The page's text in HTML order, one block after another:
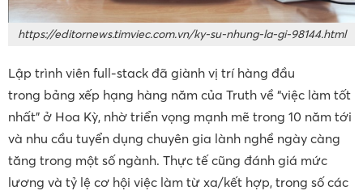
https://editornews.timviec.com.vn/ky-su-nhung-la-gi-98144.html
Lập trình viên full-stack đã giành vị trí hàng đầu
trong bảng xếp hạng hàng năm của Truth về “việc làm tốt
nhất” ở Hoa Kỳ, nhờ triển vọng mạnh mẽ trong 10 năm tới
và nhu cầu tuyển dụng chuyên gia lành nghề ngày càng
tăng trong một số ngành. Thực tế cũng đánh giá mức
lương và tỷ lệ cơ hội việc làm từ xa/kết hợp, trong số các